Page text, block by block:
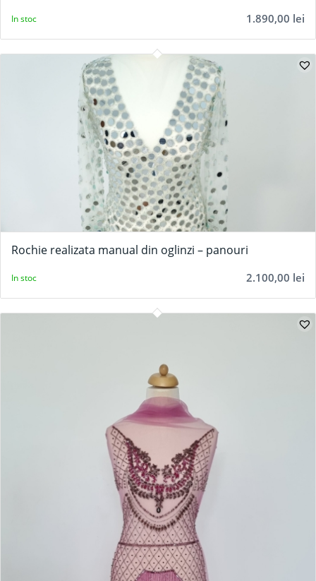
1.890,00 lei
In stoc
Rochie realizata manual din oglinzi – panouri
2.100,00 lei
In stoc